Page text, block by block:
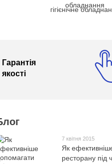
обладнання
Гарантія
якості
7 квітня 2015
Як
ресторану під